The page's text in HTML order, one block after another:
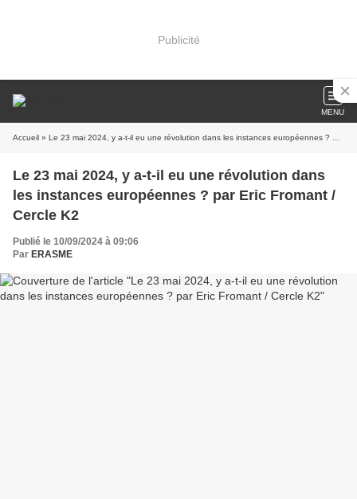
Publicité
MENU
Accueil » Le 23 mai 2024, y a-t-il eu une révolution dans les instances européennes ? par Eric Fromant / Cercle K2
Le 23 mai 2024, y a-t-il eu une révolution dans
les instances européennes ? par Eric Fromant /
Cercle K2
Publié le 10/09/2024 à 09:06
Par ERASME